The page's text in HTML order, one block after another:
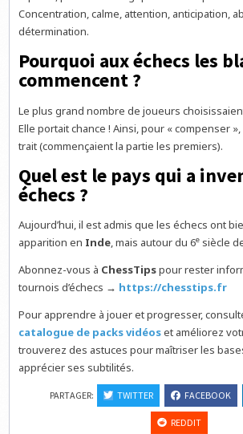
Concentration, calme, attention, anticipation,
détermination.
Pourquoi aux échecs les
commencent ?
Le plus grand nombre de joueurs
Elle portait chance ! Ainsi, pour « compenser
trait (commençaient la partie les premiers).
Quel est le pays qui a
échecs ?
Aujourd’hui, il est admis que les échecs ont
apparition en Inde, mais autour du 6e siècle
Abonnez-vous à ChessTipspour rester
tournois d’échecs → https://chesstips.fr
Pour apprendre à jouer et progresser,
catalogue de packs vidéoset améliorez
trouverez des astuces pour maîtriser les
apprécier ses subtilités.
PARTAGER: TWITTER FACEBOOK
REDDIT